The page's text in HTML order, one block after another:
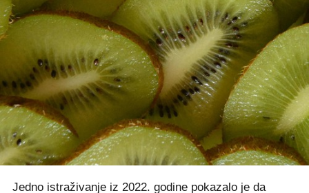
Jedno istraživanje iz 2022. godine pokazalo je da